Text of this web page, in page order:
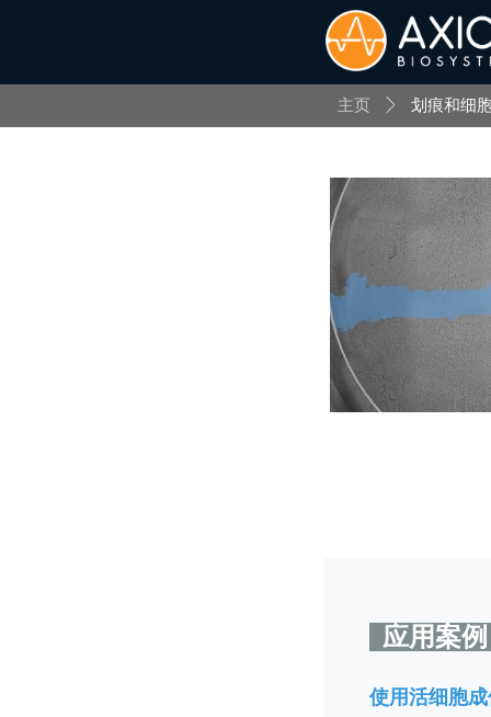
主页 ꄲ 划痕和细
应用案
使用活细胞成